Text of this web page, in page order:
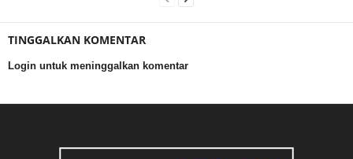
TINGGALKAN KOMENTAR
Login untuk meninggalkan komentar